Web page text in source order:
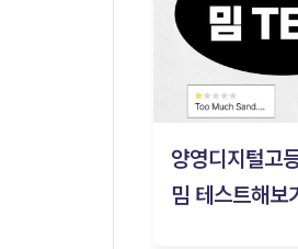
양영디지털고
밈 테스트해보